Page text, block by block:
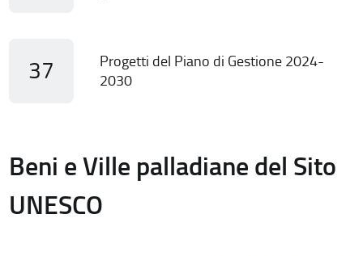
37
Progetti del Piano di Gestione 2024-
2030
Beni e Ville palladiane del Sito
UNESCO